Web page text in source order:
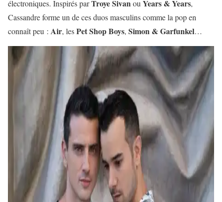
électroniques. Inspirés parTroye Sivanou Years & Years,
Cassandre forme un de ces duos masculins comme la pop en
connaît peu : Air, lesPet Shop Boys, Simon & Garfunkel…